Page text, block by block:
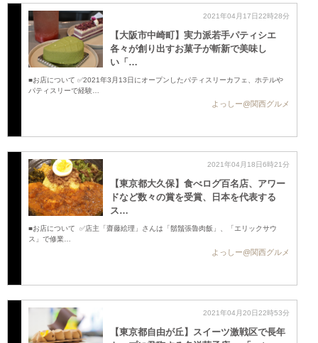
2021年04月17日22時28分
【大阪市中崎町】実力派若手パティシエ
各々が創り出すお菓子が斬新で美味し
い 「…
■お店について ✅2021年3月13日にオープンしたパティスリーカフェ、ホテルや
パティスリーで経験…
よっしー@関西グルメ
2021年04月18日6時21分
【東京都大久保】食べログ百名店、アワー
ドなど数々の賞を受賞、日本を代表する
ス…
■お店について ✅店主「齋藤絵理」さんは「鬍鬚張魯肉飯」、「エリックサウ
ス」で修業…
よっしー@関西グルメ
2021年04月20日22時53分
【東京都自由が丘】スイーツ激戦区で長年